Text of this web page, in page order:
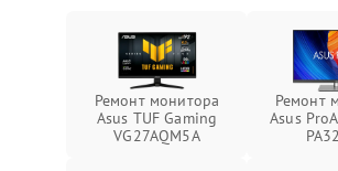
Ремонт монитора
Asus TUF Gaming
VG27AQM5A
Ремонт
Asus